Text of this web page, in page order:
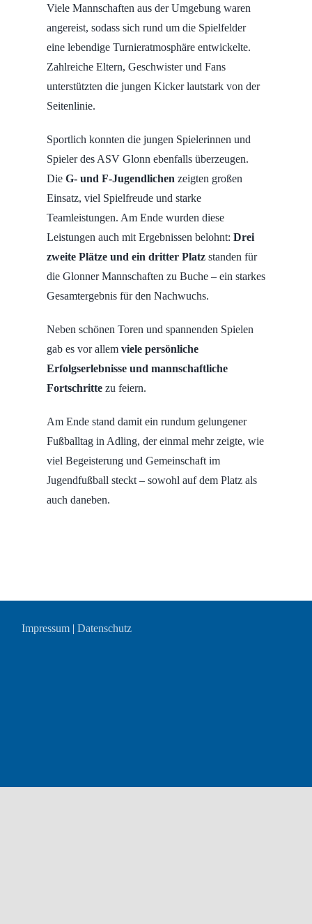
Viele Mannschaften aus der Umgebung waren
angereist, sodass sich rund um die Spielfelder
eine lebendige Turnieratmosphäre entwickelte.
Zahlreiche Eltern, Geschwister und Fans
unterstützten die jungen Kicker lautstark von der
Seitenlinie.
Sportlich konnten die jungen Spielerinnen und
Spieler des ASV Glonn ebenfalls überzeugen.
Die G- und F-Jugendlichenzeigten großen
Einsatz, viel Spielfreude und starke
Teamleistungen. Am Ende wurden diese
Leistungen auch mit Ergebnissen belohnt: Drei
zweite Plätze und ein dritter Platzstanden für
die Glonner Mannschaften zu Buche – ein starkes
Gesamtergebnis für den Nachwuchs.
Neben schönen Toren und spannenden Spielen
gab es vor allem viele persönliche
Erfolgserlebnisse und mannschaftliche
Fortschrittezu feiern.
Am Ende stand damit ein rundum gelungener
Fußballtag in Adling, der einmal mehr zeigte, wie
viel Begeisterung und Gemeinschaft im
Jugendfußball steckt – sowohl auf dem Platz als
auch daneben.
Impressum |Datenschutz